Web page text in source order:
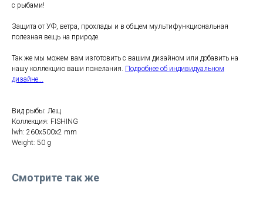
с рыбами!
Защита от УФ, ветра, прохлады и в общем мультифункциональная
полезная вещь на природе.
Так же мы можем вам изготовить с вашим дизайном или добавить на
нашу коллекцию ваши пожелания. Подробнее об индивидуальном
дизайне...
Вид рыбы: Лещ
Коллекция: FISHING
lwh: 260x500x2 mm
Weight: 50 g
Смотрите так же